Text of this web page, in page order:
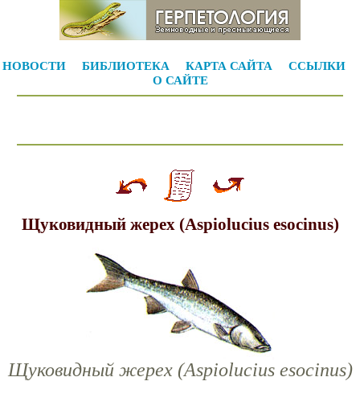
НОВОСТИ БИБЛИОТЕКА КАРТА САЙТА
ССЫЛКИ
О САЙТЕ
Щуковидный жерех (Aspiolucius esocinus)
Щуковидный жерех (Aspiolucius esocinus)